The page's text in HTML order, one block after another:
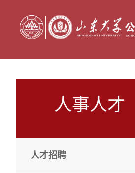
人事人才
人才招聘